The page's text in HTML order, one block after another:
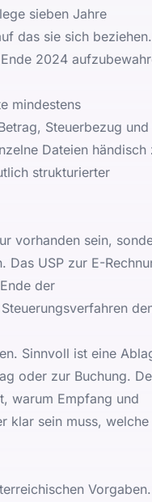
sieben Jahre
das sie sich beziehen.
2024
mindestens
Steuerbezug und
Dateien händisch
strukturierter
vorhanden sein,
Das USP zur E-
der
Sinnvoll ist eine
oder zur Buchung.
warum Empfang und
klar sein muss, welche
Vorgaben.